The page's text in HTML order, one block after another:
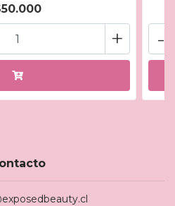
+ -